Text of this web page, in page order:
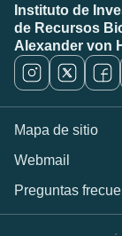
Instituto de
de Recursos
Alexander von
Mapa de sitio
Webmail
Preguntas